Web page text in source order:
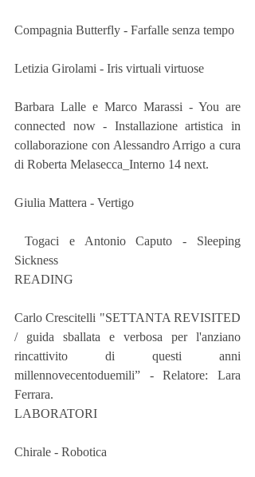
Compagnia Butterfly - Farfalle senza tempo
Letizia Girolami - Iris virtuali virtuose
Barbara Lalle e Marco Marassi - You are
connected now - Installazione artistica in
collaborazione con Alessandro Arrigo a cura
di Roberta Melasecca_Interno 14 next.
Giulia Mattera - Vertigo
Sickness
READING
Carlo Crescitelli "SETTANTA REVISITED
/ guida sballata e verbosa per l'anziano
rincattivito di questi anni
millennovecentoduemili” - Relatore: Lara
Ferrara.
LABORATORI
Chirale - Robotica